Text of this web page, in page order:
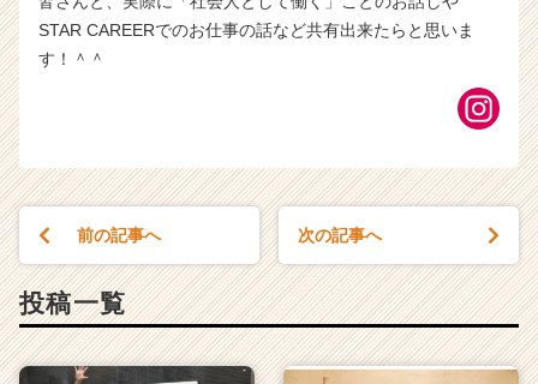
STAR CAREERでのお仕事の話など共有出来たらと思いま
す！＾＾
前の記事へ 次の記事へ
投稿一覧